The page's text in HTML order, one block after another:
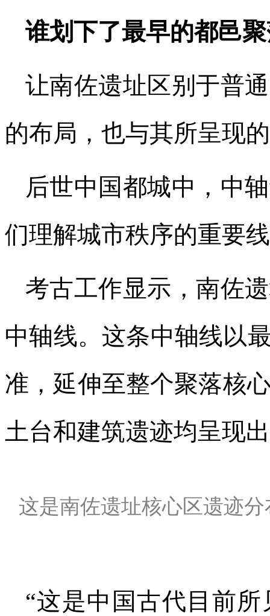
谁划下了最早的都邑
让南佐遗址区别于普
的布局，也与其所呈现
后世中国都城中，中
们理解城市秩序的重要
考古工作显示，南佐
中轴线。这条中轴线以
准，延伸至整个聚落核
土台和建筑遗迹均呈现
这是南佐遗址核心区遗迹
“这是中国古代目前